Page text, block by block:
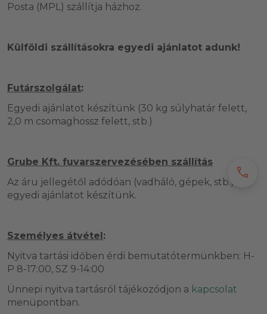
Posta (MPL) szállítja házhoz.
Külföldi szállításokra egyedi ajánlatot adunk!
Futárszolgálat:
Egyedi ajánlatot készítünk (30 kg súlyhatár felett,
2,0 m csomaghossz felett, stb.)
Grube Kft. fuvarszervezésében szállítás
Az áru jellegétől adódóan (vadháló, gépek, stb.)
egyedi ajánlatot készítünk.
Személyes átvétel:
Nyitva tartási időben érdi bemutatótermünkben: H-
P 8-17:00, SZ 9-14:00
Ünnepi nyitva tartásról tájékozódjon a kapcsolat
menüpontban.
call